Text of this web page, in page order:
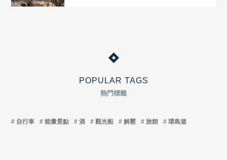
POPULAR TAGS
熱門標籤
自行車 能量景點 酒 觀光船 解壓 旅館 環島遊